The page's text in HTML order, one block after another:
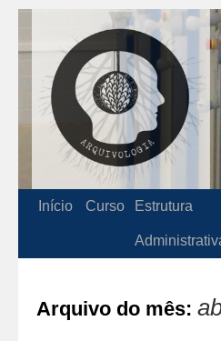
Início Curso Estrutura
Arquivo do mês: